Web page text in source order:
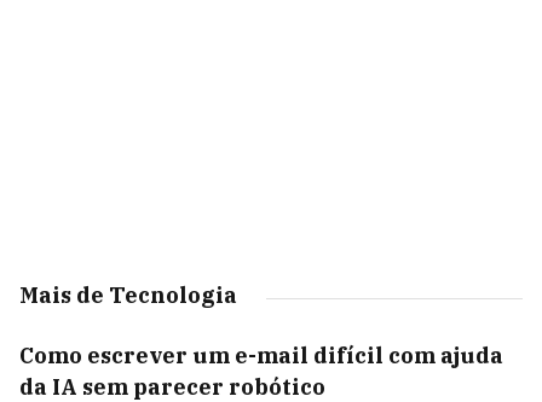
Mais de Tecnologia
Como escrever um e-mail difícil com ajuda
da IA sem parecer robótico